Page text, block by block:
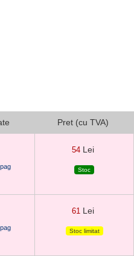
Pret (cu TVA)
54 Lei
Stoc
61 Lei
Stoc limitat